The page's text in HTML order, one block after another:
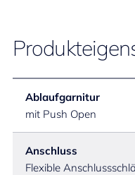
Ablaufgarnitur
mit Push Open
Anschluss
Flexible